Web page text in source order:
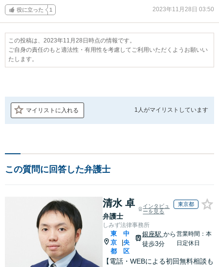
役に立った 1 2023年11月28日 03:50
この投稿は、2023年11月28日時点の情報です。
ご自身の責任のもと適法性・有用性を考慮してご利用いただくようお願いい
たします。
マイリストに入れる 1人がマイリストしています
この質問に回答した弁護士
清水 卓
弁護士
インタビュ
ーを見る
東京都
しみず法律事務所
東
京
都
中
央
区
銀座駅 から
徒歩3分
営業時間：本
日定休日
【電話・WEBによる初回無料相談も